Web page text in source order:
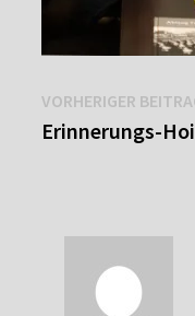
VORHERIGER
Erinnerungs-